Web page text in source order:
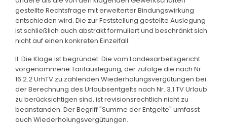
gestellte Rechtsfrage mit erweiterter Bindungswirkung
entschieden wird. Die zur Feststellung gestellte Auslegung
ist schließlich auch abstrakt formuliert und beschränkt sich
nicht auf einen konkreten Einzelfall.
II. Die Klage ist begründet. Die vom Landesarbeitsgericht
vorgenommene Tarifauslegung, der zufolge die nach Nr.
16.2.2 UrhTV zu zahlenden Wiederholungsvergütungen bei
der Berechnung des Urlaubsentgelts nach Nr. 3.1 TV Urlaub
zu berücksichtigen sind, ist revisionsrechtlich nicht zu
beanstanden. Der Begriff "Summe der Entgelte" umfasst
auch Wiederholungsvergütungen.